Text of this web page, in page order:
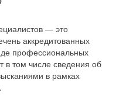
— это
аккредитованных
профессиональных
том числе сведения об
в рамках